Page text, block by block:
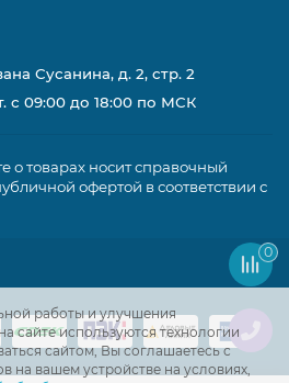
работы и улучшения
сайте используются технологии
сайтом, Вы соглашаетесь с
на вашем устройстве на условиях,
Сусанина, д. 2, стр. 2
с 09:00 до 18:00 по МСК
о товарах носит справочный
офертой в соответствии с
0